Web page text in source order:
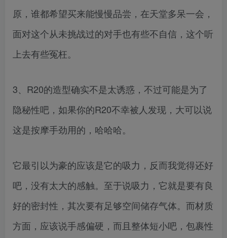
原，谁都希望买来能慢慢品尝，在天堂多呆一会，
面对这个从未挑战过的对手也有些不自信，这个听
上去有些冤枉。
3、R20的造型确实不是太诱惑，不过可能是为了
隐秘性吧，如果你的R20不幸被人发现，大可以说
这是按摩手劲用的，哈哈哈。
它最引以为豪的应该是它的吸力，反而我觉得还好
吧，没有太大的感触。至于说吸力，它就是要有良
好的密封性，其次要有足够空间储存气体。而材质
方面，应该说手感偏硬，而且整体短小吧，包裹性